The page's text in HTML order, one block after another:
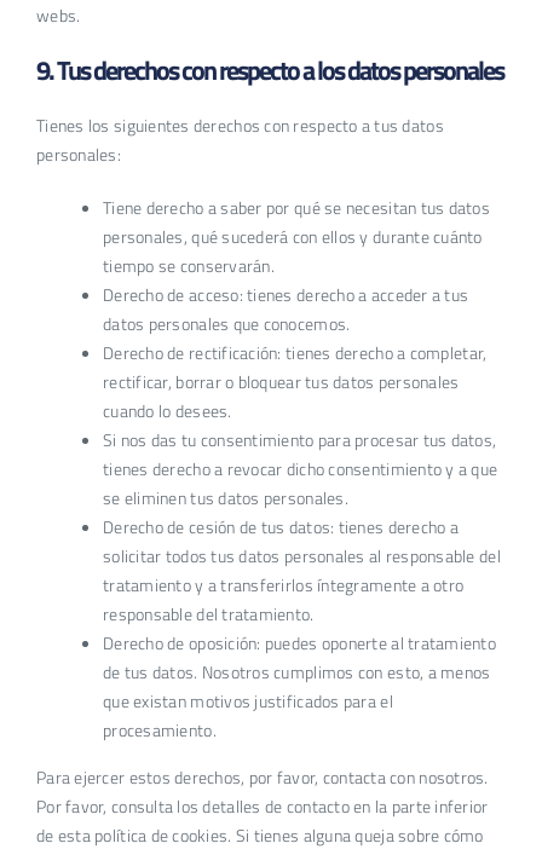
webs.
9. Tus derechos con respecto a los datos personales
Tienes los siguientes derechos con respecto a tus datos
personales:
Tiene derecho a saber por qué se necesitan tus datos
personales, qué sucederá con ellos y durante cuánto
tiempo se conservarán.
Derecho de acceso: tienes derecho a acceder a tus
datos personales que conocemos.
Derecho de rectificación: tienes derecho a completar,
rectificar, borrar o bloquear tus datos personales
cuando lo desees.
Si nos das tu consentimiento para procesar tus datos,
tienes derecho a revocar dicho consentimiento y a que
se eliminen tus datos personales.
Derecho de cesión de tus datos: tienes derecho a
solicitar todos tus datos personales al responsable del
tratamiento y a transferirlos íntegramente a otro
responsable del tratamiento.
Derecho de oposición: puedes oponerte al tratamiento
de tus datos. Nosotros cumplimos con esto, a menos
que existan motivos justificados para el
procesamiento.
Para ejercer estos derechos, por favor, contacta con nosotros.
Por favor, consulta los detalles de contacto en la parte inferior
de esta política de cookies. Si tienes alguna queja sobre cómo